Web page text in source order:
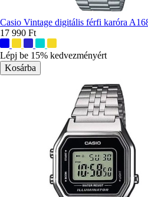
Casio Vintage digitális férfi karóra
17 990 Ft
színek:
Lépj be 15% kedvezményért